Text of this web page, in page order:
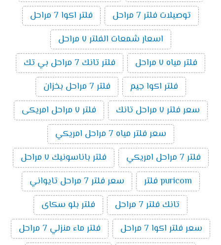
توصيلات فلتر 7 مراحل
فلتر اكوا 7 مراحل
اسعار شمعات الفلتر ٧ مراحل
فلتر مياه ٧ مراحل
فلتر تانك 7 مراحل بي تك
فلتر اكوا جيم
فلتر 7 مراحل بخزان
سعر فلتر ٧ مراحل تانك
فلتر ٧ مراحل امريكى
سعر فلتر مياه 7 مراحل امريكي
فلتر 7 مراحل امريكي
فلتر باناسونيك ٧ مراحل
puricom فلتر
سعر فلتر 7 مراحل تايواني
تانك فلتر 7 مراحل
فلتر بلو سكاى
سعر فلتر اكوا 7 مراحل
فلتر ماء منزلي 7 مراحل